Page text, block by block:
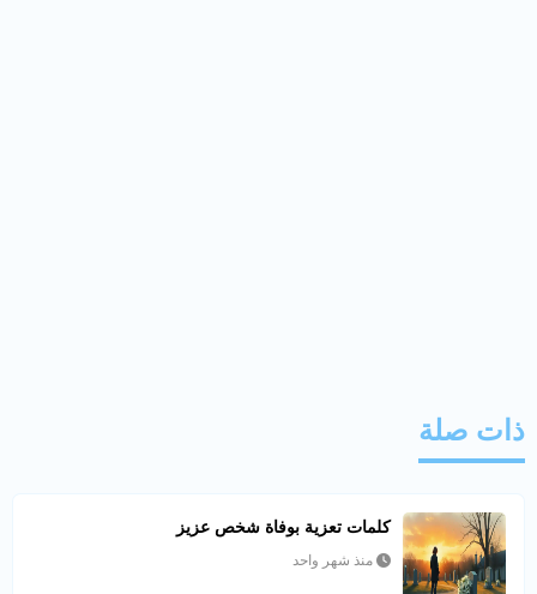
ذات صلة
كلمات تعزية بوفاة شخص عزيز
منذ شهر واحد